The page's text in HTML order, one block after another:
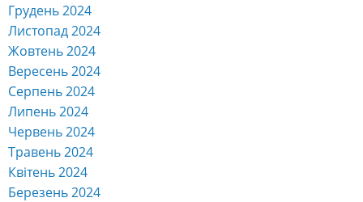
Грудень 2024
Листопад 2024
Жовтень 2024
Вересень 2024
Серпень 2024
Липень 2024
Червень 2024
Травень 2024
Квітень 2024
Березень 2024